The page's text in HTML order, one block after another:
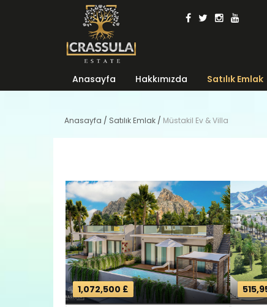
Anasayfa Hakkımızda Satılık Emlak
Anasayfa / Satılık Emlak / Müstakil Ev & Villa
1,072,500 £